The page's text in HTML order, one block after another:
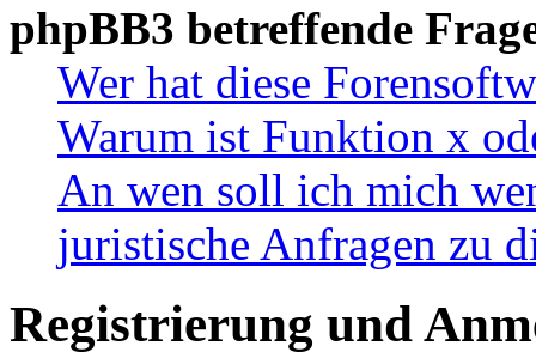
phpBB3 betreffende
Wer hat diese
Warum ist Funktion x
An wen soll ich mich
juristische Anfragen zu
Registrierung und